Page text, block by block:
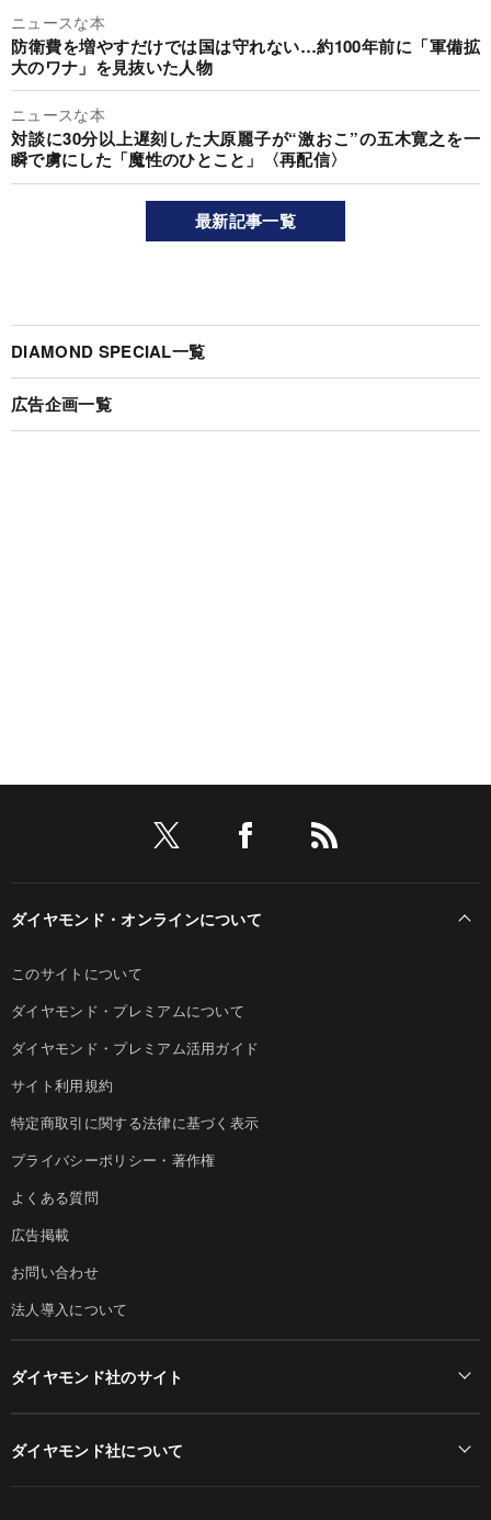
ニュースな本
防衛費を増やすだけでは国は守れない…約100年前に「軍備拡
大のワナ」を見抜いた人物
ニュースな本
対談に30分以上遅刻した大原麗子が“激おこ”の五木寛之を一
瞬で虜にした「魔性のひとこと」〈再配信〉
最新記事一覧
DIAMOND SPECIAL一覧
広告企画一覧
ダイヤモンド・オンラインについて
このサイトについて
ダイヤモンド・プレミアムについて
ダイヤモンド・プレミアム活用ガイド
サイト利用規約
特定商取引に関する法律に基づく表示
プライバシーポリシー・著作権
よくある質問
広告掲載
お問い合わせ
法人導入について
ダイヤモンド社のサイト
ダイヤモンド社について